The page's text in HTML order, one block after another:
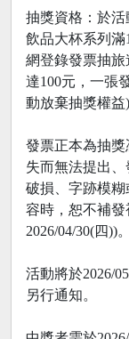
抽獎資格：於
飲品大杯系列
網登錄發票抽旅
達100元，一張
動放棄抽獎權益)
發票正本為抽
失而無法提出
破損、字跡模
容時，恕不補發
2026/04/30(四))。
活動將於2026/
另行通知。